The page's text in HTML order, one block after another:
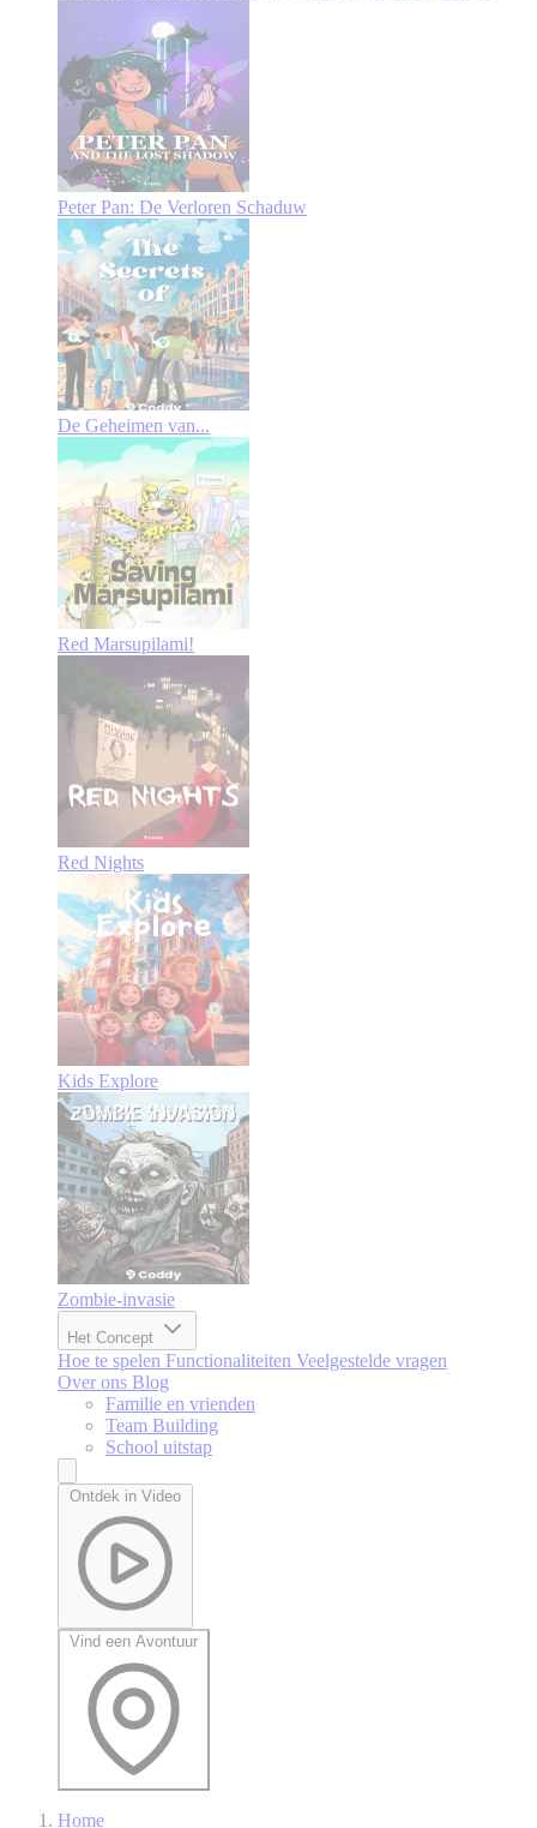
Peter Pan: De Verloren Schaduw
De Geheimen van...
Red Marsupilami!
Red Nights
Kids Explore
Zombie-invasie
Het Concept
Hoe te spelen Functionaliteiten Veelgestelde vragen
Over ons Blog
Familie en vrienden
Team Building
School uitstap
Ontdek in Video
Vind een Avontuur
Home